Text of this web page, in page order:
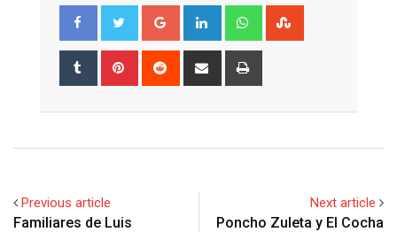
Google+ LinkedIn Whatsapp
Tumblr Pinterest Reddit
Share
Previous article
Familiares de Luis
Next article
Poncho Zuleta y El Cocha